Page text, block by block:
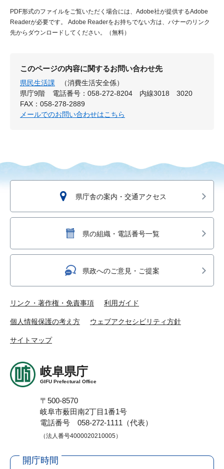
PDF形式のファイルをご覧いただく場合には、Adobe社が提供するAdobe
Readerが必要です。
Adobe Readerをお持ちでない方は、バナーのリンク
先からダウンロードしてください。（無料）
このページの内容に関するお問い合わせ先
県民生活課
（消費生活安全係）
県庁9階
電話番号：058-272-8204 内線3018 3020
FAX：058-278-2889
メールでのお問い合わせはこちら
県庁舎の案内・交通アクセス
県の組織・電話番号一覧
県政へのご意見・ご提案
リンク・著作権・免責事項 利用ガイド
個人情報保護の考え方 ウェブアクセシビリティ方針
サイトマップ
岐阜県庁
GIFU Prefectural Office
〒500-8570
岐阜市薮田南2丁目1番1号
電話番号 058-272-1111（代表）
（法人番号4000020210005）
開庁時間